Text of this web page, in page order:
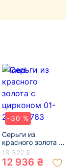
-30 %
Серьги из
красного золота с
цирконом 01-
200188763
18 522 ₴
12 936 ₴